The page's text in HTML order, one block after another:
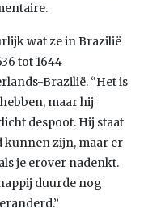
wat ze in Brazilië
tot 1644
Brazilië. “Het is
maar hij
despoot. Hij staat
kunnen zijn, maar er
je erover nadenkt.
duurde nog